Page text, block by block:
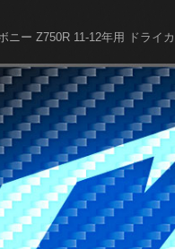
ニー Z750R 11-12年用 ドライ